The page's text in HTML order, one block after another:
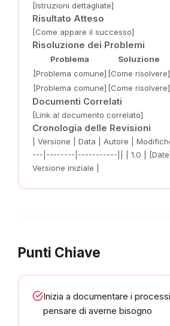
[Istruzioni dettagliate]
Risultato Atteso
[Come appare il successo]
Risoluzione dei Problemi
Problema
Soluzione
[Problema comune] [Come risolvere]
[Problema comune] [Come risolvere]
Documenti Correlati
[Link al documento correlato]
Cronologia delle Revisioni
| Versione | Data | Autore |
---|--------|-----------|| | 1.0 | [Date]
Versione iniziale |
Punti Chiave
Inizia a documentare i
pensare di averne bisogno